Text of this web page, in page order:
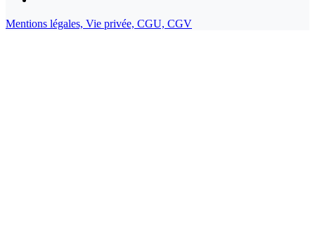
Mentions légales, Vie privée, CGU, CGV